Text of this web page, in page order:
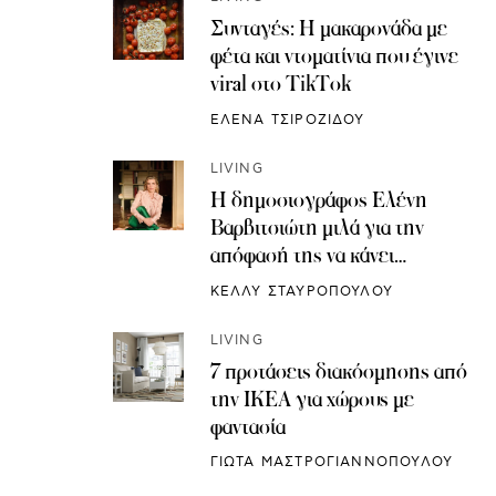
Συνταγές: H μακαρονάδα με
φέτα και ντοματίνια που έγινε
viral στο TikTok
ΕΛΕΝΑ ΤΣΙΡΟΖΙΔΟΥ
LIVING
Η δημοσιογράφος Ελένη
Βαρβιτσιώτη μιλά για την
απόφασή της να κάνει
κρυοσυντήρηση ωαρίων
ΚΕΛΛΥ ΣΤΑΥΡΟΠΟΥΛΟΥ
LIVING
7 προτάσεις διακόσμησης από
την IKEA για χώρους με
φαντασία
ΓΙΩΤΑ ΜΑΣΤΡΟΓΙΑΝΝΟΠΟΥΛΟΥ